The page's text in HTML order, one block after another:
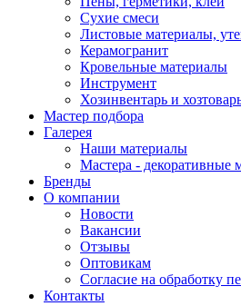
Сухие смеси
Листовые материалы,
Керамогранит
Кровельные материалы
Инструмент
Хозинвентарь и
Мастер подбора
Галерея
Наши материалы
Мастера - декоративные
Бренды
О компании
Новости
Вакансии
Отзывы
Оптовикам
Cогласие на обработку
Контакты